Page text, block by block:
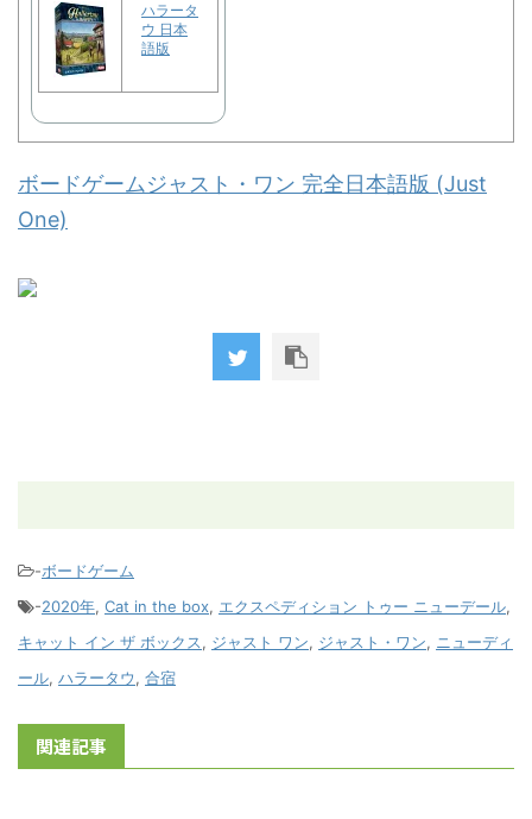
ハラータ
ウ 日本
語版
ボードゲームジャスト・ワン 完全日本語版 (Just
One)
-ボードゲーム
-2020年, Cat in the box, エクスペディション トゥー ニューデール,
キャット イン ザ ボックス, ジャスト ワン, ジャスト・ワン, ニューディ
ール, ハラータウ, 合宿
関連記事